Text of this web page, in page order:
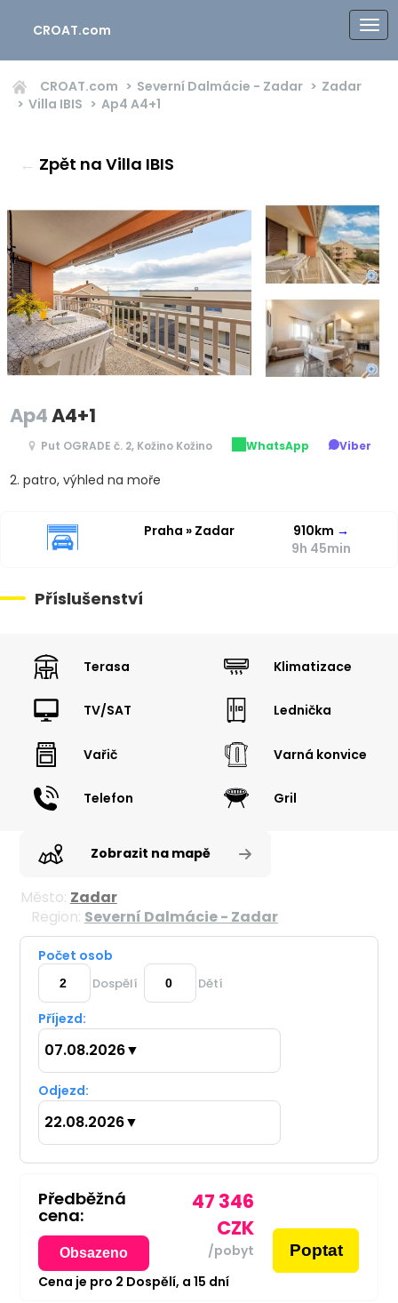
CROAT.com
CROAT.com Severní Dalmácie - Zadar
Zadar
Villa IBIS
Ap4 A4+1
← Zpět na Villa IBIS
Ap4A4+1
Put OGRADE č. 2, Kožino Kožino WhatsApp Viber
2. patro, výhled na moře
Praha » Zadar 910km →
9h 45min
Příslušenství
Terasa Klimatizace
TV/SAT Lednička
Vařič Varná konvice
Telefon Gril
Zobrazit na mapě
Město: Zadar
Region: Severní Dalmácie - Zadar
Počet osob
Dospělí Dětí
Příjezd:
07.08.2026▼
Odjezd:
22.08.2026▼
Předběžná
cena:
Obsazeno
47 346
CZK
/pobyt Poptat
Cena je pro 2 Dospělí, a 15 dní